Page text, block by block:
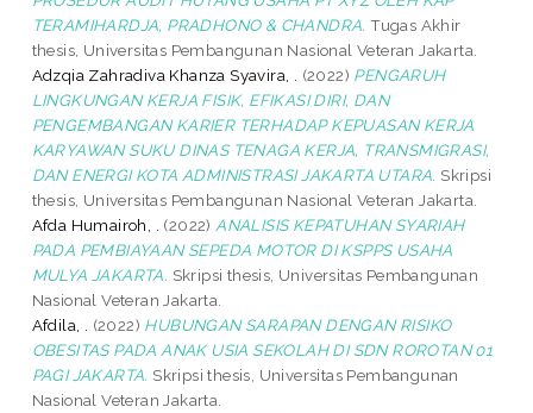
TERAMIHARDJA, PRADHONO & CHANDRA. Tugas Akhir
thesis, Universitas Pembangunan Nasional Veteran Jakarta.
Adzqia Zahradiva Khanza Syavira, .
(2022) PENGARUH
LINGKUNGAN KERJA FISIK, EFIKASI DIRI, DAN
PENGEMBANGAN KARIER TERHADAP KEPUASAN KERJA
KARYAWAN SUKU DINAS TENAGA KERJA, TRANSMIGRASI,
DAN ENERGI KOTA ADMINISTRASI JAKARTA UTARA. Skripsi
thesis, Universitas Pembangunan Nasional Veteran Jakarta.
Afda Humairoh, .
(2022) ANALISIS KEPATUHAN SYARIAH
PADA PEMBIAYAAN SEPEDA MOTOR DI KSPPS USAHA
MULYA JAKARTA. Skripsi thesis, Universitas Pembangunan
Nasional Veteran Jakarta.
Afdila, .
(2022) HUBUNGAN SARAPAN DENGAN RISIKO
OBESITAS PADA ANAK USIA SEKOLAH DI SDN ROROTAN 01
PAGI JAKARTA. Skripsi thesis, Universitas Pembangunan
Nasional Veteran Jakarta.